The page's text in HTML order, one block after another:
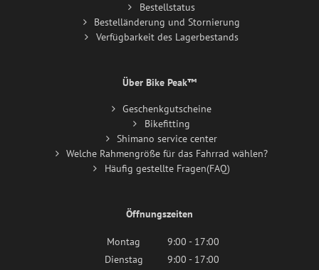
Bestellstatus
Bestelländerung und Stornierung
Verfügbarkeit des Lagerbestands
Über Bike Peak™
Geschenkgutscheine
Bikefitting
Shimano service center
Welche Rahmengröße für das Fahrrad wählen?
Häufig gestellte Fragen(FAQ)
Öffnungszeiten
Montag
9:00 - 17:00
Dienstag
9:00 - 17:00